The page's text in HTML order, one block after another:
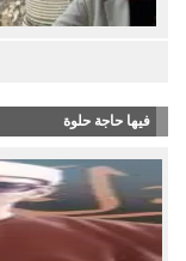
فيها حاجة حلوة